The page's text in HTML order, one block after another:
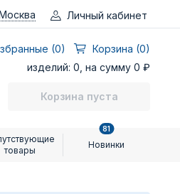
Личный кабинет
(0)
Корзина (0)
изделий: 0, на сумму 0 ₽
Корзина пуста
товары
Новинки
81